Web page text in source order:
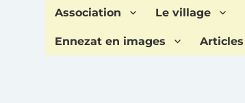
Association Le village
Ennezat en images Articles